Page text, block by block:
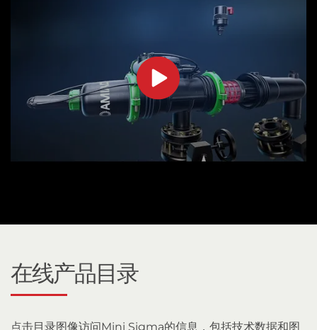
在线产品目录
点击目录图像访问Mini Sigma的信息，包括技术数据和图